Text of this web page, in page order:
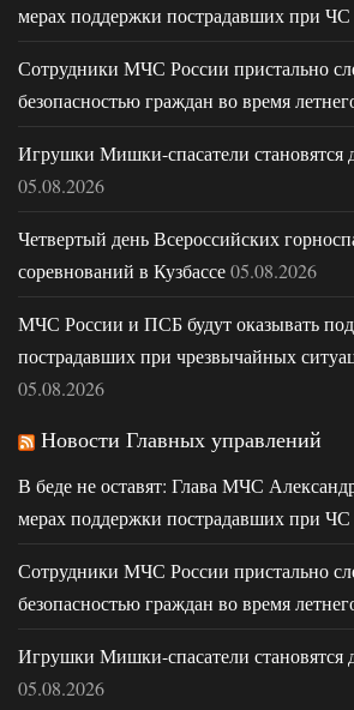
мерах поддержки пострадавших при ЧС
Сотрудники МЧС России пристально
безопасностью граждан во время
Игрушки Мишки-спасатели становятся
05.08.2026
Четвертый день Всероссийских
соревнований в Кузбассе05.08.2026
МЧС России и ПСБ будут оказывать
пострадавших при чрезвычайных
05.08.2026
Новости Главных управлений
В беде не оставят: Глава МЧС
мерах поддержки пострадавших при ЧС
Сотрудники МЧС России пристально
безопасностью граждан во время
Игрушки Мишки-спасатели становятся
05.08.2026